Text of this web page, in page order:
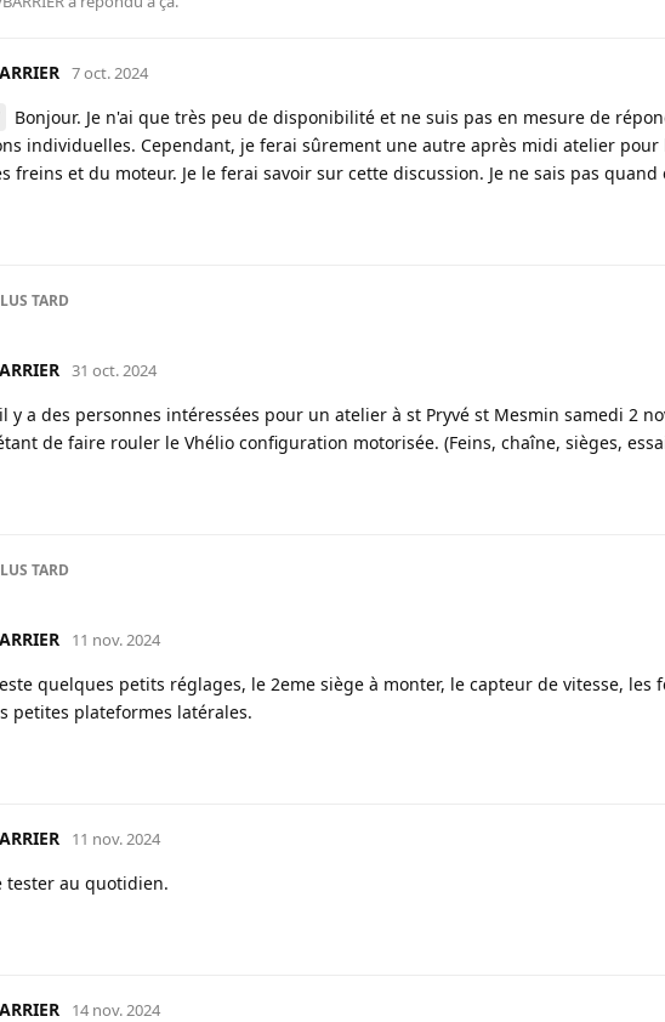
7 oct. 2024
Bonjour. Je n'ai que très peu de disponibilité et ne suis pas en mesure de
individuelles. Cependant, je ferai sûrement une autre après midi atelier pour
freins et du moteur. Je le ferai savoir sur cette discussion. Je ne sais pas quand
TARD
31 oct. 2024
y a des personnes intéressées pour un atelier à st Pryvé st Mesmin samedi 2
de faire rouler le Vhélio configuration motorisée. (Feins, chaîne, sièges,
TARD
11 nov. 2024
quelques petits réglages, le 2eme siège à monter, le capteur de vitesse, les
petites plateformes latérales.
11 nov. 2024
tester au quotidien.
14 nov. 2024